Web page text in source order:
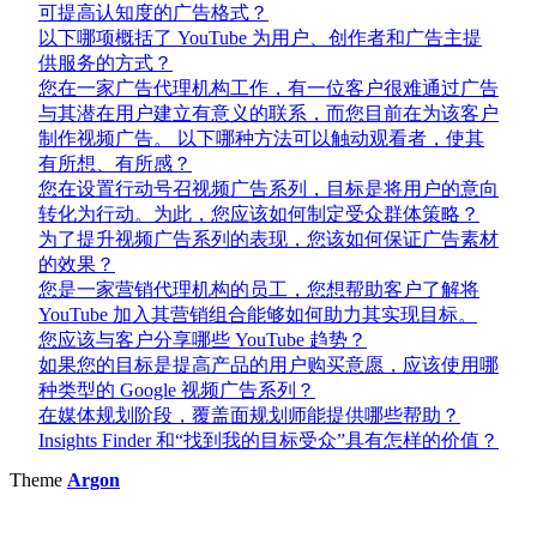
可提高认知度的广告格式？
以下哪项概括了 YouTube 为用户、创作者和广告主提
供服务的方式？
您在一家广告代理机构工作，有一位客户很难通过广告
与其潜在用户建立有意义的联系，而您目前在为该客户
制作视频广告。 以下哪种方法可以触动观看者，使其
有所想、有所感？
您在设置行动号召视频广告系列，目标是将用户的意向
转化为行动。为此，您应该如何制定受众群体策略？
为了提升视频广告系列的表现，您该如何保证广告素材
的效果？
您是一家营销代理机构的员工，您想帮助客户了解将
YouTube 加入其营销组合能够如何助力其实现目标。
您应该与客户分享哪些 YouTube 趋势？
如果您的目标是提高产品的用户购买意愿，应该使用哪
种类型的 Google 视频广告系列？
在媒体规划阶段，覆盖面规划师能提供哪些帮助？
Insights Finder 和“找到我的目标受众”具有怎样的价值？
Theme Argon